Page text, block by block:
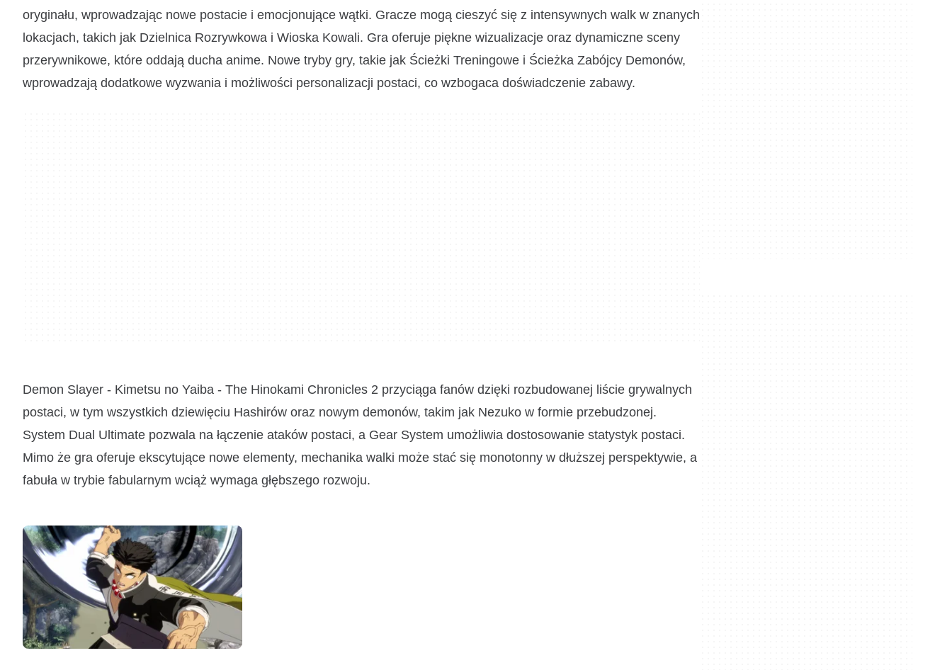
oryginału, wprowadzając nowe postacie i emocjonujące wątki. Gracze mogą cieszyć się z intensywnych walk w znanych
lokacjach, takich jak Dzielnica Rozrywkowa i Wioska Kowali. Gra oferuje piękne wizualizacje oraz dynamiczne sceny
przerywnikowe, które oddają ducha anime. Nowe tryby gry, takie jak Ścieżki Treningowe i Ścieżka Zabójcy Demonów,
wprowadzają dodatkowe wyzwania i możliwości personalizacji postaci, co wzbogaca doświadczenie zabawy.
Demon Slayer - Kimetsu no Yaiba - The Hinokami Chronicles 2 przyciąga fanów dzięki rozbudowanej liście grywalnych
postaci, w tym wszystkich dziewięciu Hashirów oraz nowym demonów, takim jak Nezuko w formie przebudzonej.
System Dual Ultimate pozwala na łączenie ataków postaci, a Gear System umożliwia dostosowanie statystyk postaci.
Mimo że gra oferuje ekscytujące nowe elementy, mechanika walki może stać się monotonny w dłuższej perspektywie, a
fabuła w trybie fabularnym wciąż wymaga głębszego rozwoju.